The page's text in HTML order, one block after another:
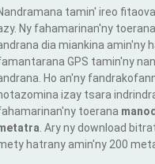
tamin' ireo
Ny fahamarinan'ny
dia miankina amin'ny
GPS tamin'ny
Ho an'ny
izay tsara
toerana
. Ary ny download
hatrany amin'ny 200